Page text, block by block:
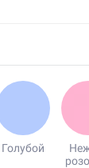
Голубой